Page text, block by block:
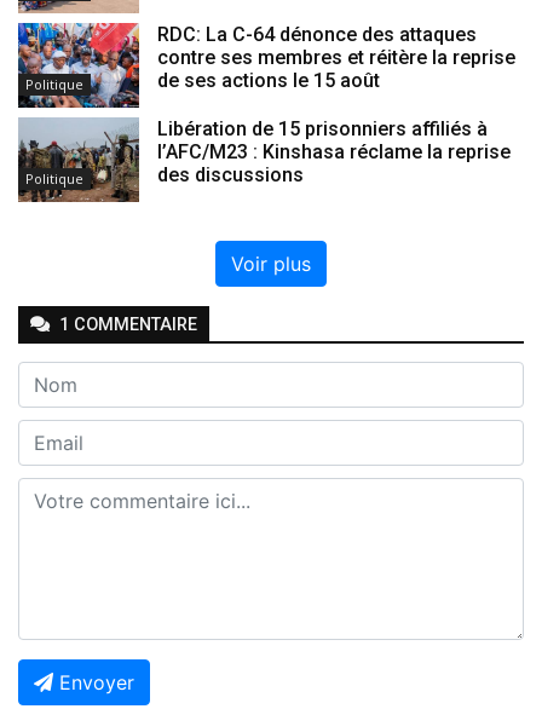
Politique
RDC: La C-64 dénonce des attaques
contre ses membres et réitère la reprise
de ses actions le 15 août
Politique
Libération de 15 prisonniers affiliés à
l’AFC/M23 : Kinshasa réclame la reprise
des discussions
Voir plus
1 COMMENTAIRE
Envoyer